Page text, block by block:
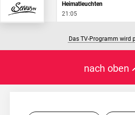
Heimatleuchten
21:05
Das TV-Programm wird
nach oben